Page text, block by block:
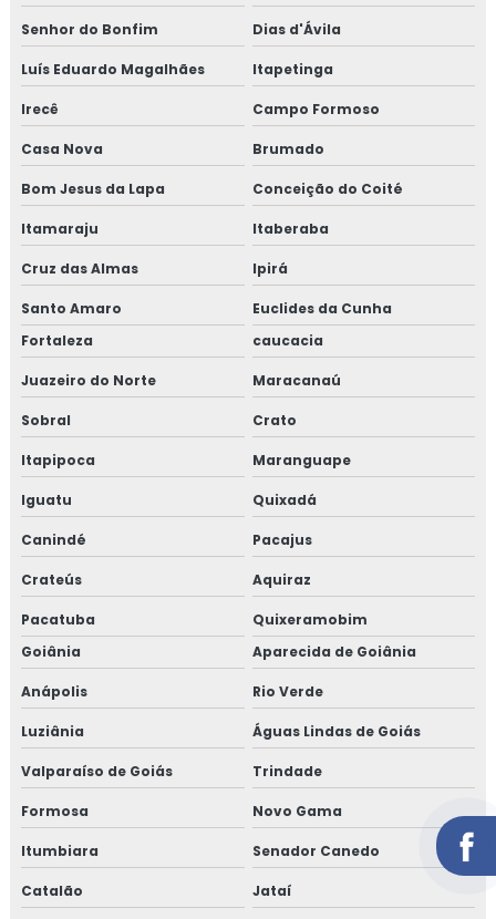
Senhor do Bonfim Dias d'Ávila
Luís Eduardo Magalhães Itapetinga
Irecê Campo Formoso
Casa Nova Brumado
Bom Jesus da Lapa Conceição do Coité
Itamaraju Itaberaba
Cruz das Almas Ipirá
Santo Amaro
Euclides da Cunha
Fortaleza
caucacia
Juazeiro do Norte Maracanaú
Sobral Crato
Itapipoca Maranguape
Iguatu Quixadá
Canindé Pacajus
Crateús Aquiraz
Pacatuba
Quixeramobim
Goiânia
Aparecida de Goiânia
Anápolis Rio Verde
Luziânia Águas Lindas de Goiás
Valparaíso de Goiás Trindade
Formosa Novo Gama
Itumbiara Senador Canedo
Catalão Jataí